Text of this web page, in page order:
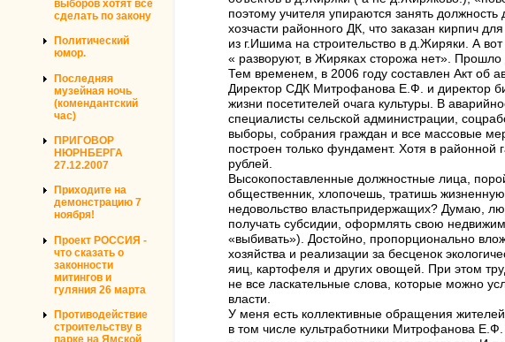
выборов хотят все
сделать по закону
Политический
юмор.
Последняя
музейная ночь
(комендантский
час)
ПРИГОВОР
НЮРНБЕРГА
27.12.2007
Приходите на
демонстрацию 7
ноября!
Проект РОССИЯ -
что сказать о
законности
митингов и
гуляния 26 марта
Противодействие
строительству в
поэтому учителя упираются занять
хозчасти районного ДК, что заказан кирпич
из г.Ишима на строительство в д.Жиряки. А
« разворуют, в Жиряках сторожа нет».
Тем временем, в 2006 году составлен Акт об
Директор СДК Митрофанова Е.Ф. и директор
жизни посетителей очага культуры. В
специалисты сельской администрации,
выборы, собрания граждан и все массовые
построен только фундамент. Хотя в районной
рублей.
Высокопоставленные должностные лица,
общественник, хлопочешь, тратишь
недовольство властьпридержащих? Думаю,
получать субсидии, оформлять свою
«выбивать»). Достойно, пропорционально
хозяйства и реализации за бесценок
яиц, картофеля и других овощей. При этом
не все ласкательные слова, которые можно
власти.
У меня есть коллективные обращения
в том числе культработники Митрофанова